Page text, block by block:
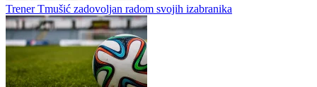
Trener Tmušić zadovoljan radom svojih izabranika